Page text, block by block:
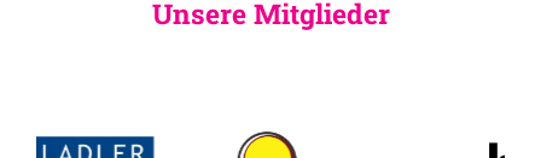
Unsere Mitglieder